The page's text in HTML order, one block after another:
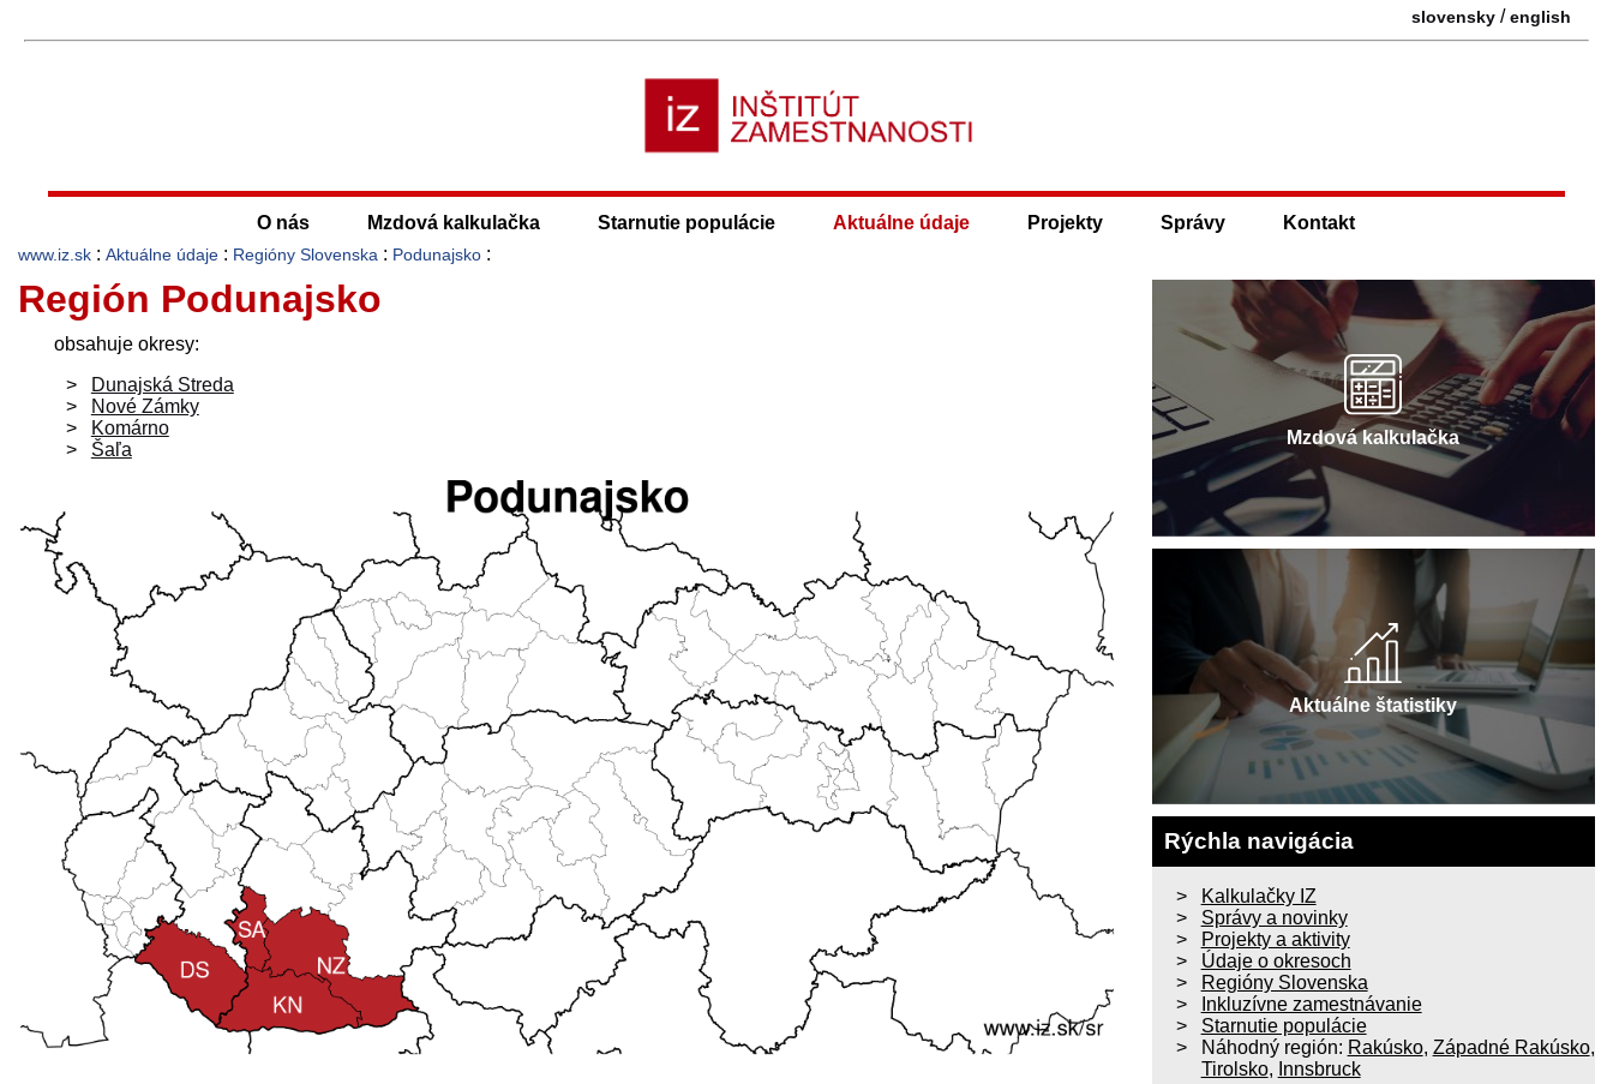
slovensky /english
O nás Mzdová kalkulačka Starnutie populácie Aktuálne údaje Projekty Správy Kontakt
www.iz.sk : Aktuálne údaje : Regióny Slovenska : Podunajsko :
Región Podunajsko
obsahuje okresy:
Dunajská Streda
Nové Zámky
Komárno
Šaľa
Mzdová kalkulačka
Aktuálne štatistiky
Rýchla navigácia
Kalkulačky IZ
Správy a novinky
Projekty a aktivity
Údaje o okresoch
Regióny Slovenska
Inkluzívne zamestnávanie
Starnutie populácie
Náhodný región: Rakúsko, Západné Rakúsko,
Tirolsko, Innsbruck